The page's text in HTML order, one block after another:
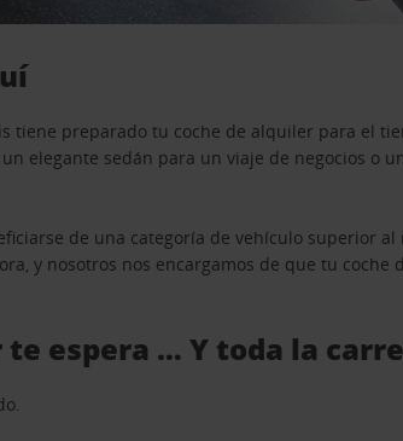
tiene preparado tu coche de alquiler para el
elegante sedán para un viaje de negocios o
de una categoría de vehículo superior
y nosotros nos encargamos de que tu
te espera … Y toda la